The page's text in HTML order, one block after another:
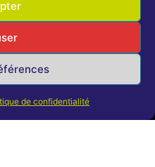
de confidentialité
Partenaires
Nos partenaires
Devenir partenaire
Offres licenciés